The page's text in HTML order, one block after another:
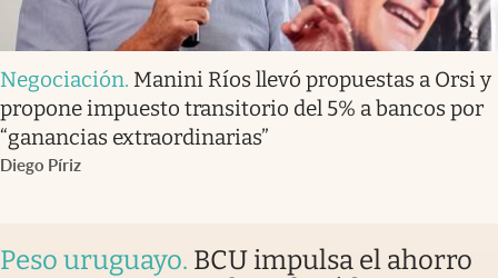
Negociación. Manini Ríos llevó propuestas a Orsi y
propone impuesto transitorio del 5% a bancos por
“ganancias extraordinarias”
Diego Píriz
Peso uruguayo. BCU impulsa el ahorro